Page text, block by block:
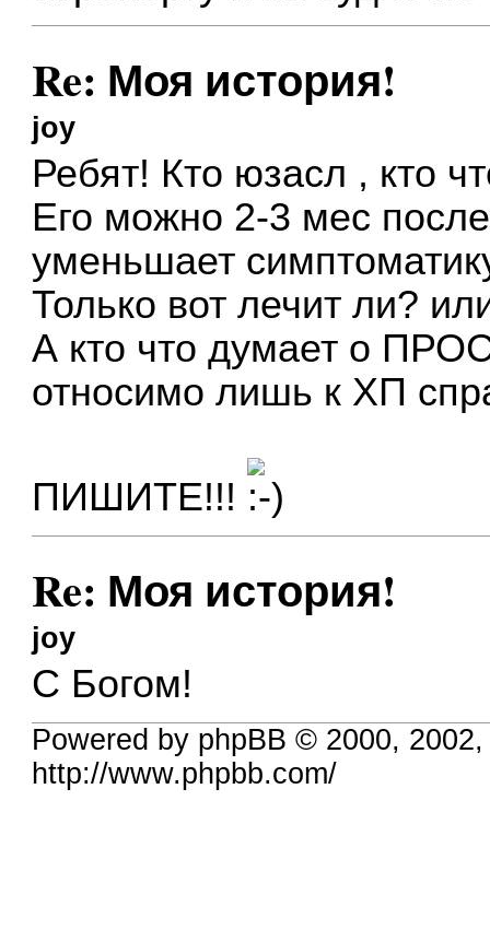
Re: Моя история!
joy
Ребят! Кто юзасл , кто
Его можно 2-3 мес
уменьшает
Только вот лечит ли?
А кто что думает о
относимо лишь к ХП
ПИШИТЕ!!!
Re: Моя история!
joy
С Богом!
Powered by phpBB © 2000,
http://www.phpbb.com/